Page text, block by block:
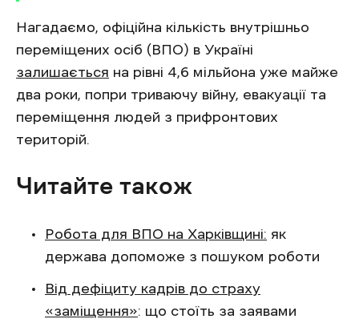
Нагадаємо, офіційна кількість внутрішньо
переміщених осіб (ВПО) в Україні
залишається на рівні 4,6 мільйона уже майже
два роки, попри триваючу війну, евакуації та
переміщення людей з прифронтових
територій.
Читайте також
Робота для ВПО на Харківщині: як
держава допоможе з пошуком роботи
Від дефіциту кадрів до страху
«заміщення»: що стоїть за заявами